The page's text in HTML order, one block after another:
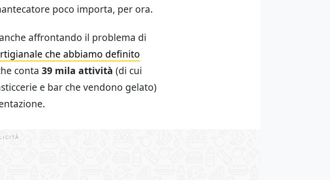
poco importa, per ora.
affrontando il problema di
che abbiamo definito
conta 39 mila attività (di cui
e bar che vendono gelato)